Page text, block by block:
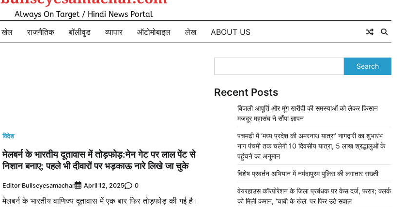
Always On Target / Hindi News Portal
खेल राजनैतिक बॉलीवुड व्यापार ऑटोमोबाइल लेख ABOUT US
विदेश
मेलबर्न के भारतीय दूतावास में तोड़फोड़:मेन गेट पर लाल पेंट से
निशान बनाए; पहले भी दीवारों पर भड़काऊ नारे लिखे जा चुके
Editor Bullseyesamachar April 12, 2025 0
मेलबर्न के भारतीय वाणिज्य दूतावास में एक बार फिर तोड़फोड़ की गई है।
Search
Recent Posts
बिजली आपूर्ति और मूंग खरीदी की समस्याओं को लेकर किसान
मजदूर महासंघ ने सौंपा ज्ञापन
पचमढ़ी में ‘मध्य प्रदेश की अमरनाथ यात्रा’ नागद्वारी का शुभारंभ
नाग पंचमी तक चलेगी 10 दिवसीय यात्रा, 5 लाख श्रद्धालुओं के
पहुंचने का अनुमान
विशेष प्रवर्तन अभियान में नर्मदापुरम पुलिस की लगातार सख्ती
वेयरहाउस कॉरपोरेशन के जिला प्रबंधक पर केस दर्ज, फरार; क्लर्क
को मिली कमान, ‘चाबी के खेल’ पर फिर उठे सवाल